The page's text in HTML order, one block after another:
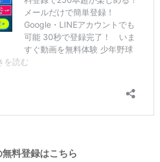
料登録はこちら